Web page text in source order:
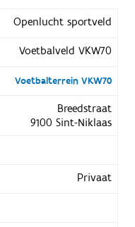
Openlucht sportveld
Voetbalveld VKW70
Voetbalterrein VKW70
Breedstraat
9100 Sint-Niklaas
Privaat